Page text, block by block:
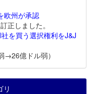
欧州が承認
しました。
を買う選択権利をJ&J
→26億ドル弱）
リ